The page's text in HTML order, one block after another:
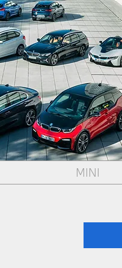
MINI